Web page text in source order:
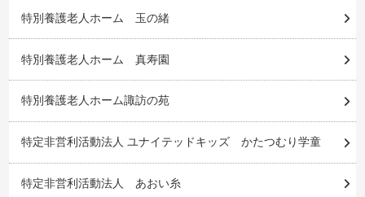
特別養護老人ホーム 玉の緒
特別養護老人ホーム 真寿園
特別養護老人ホーム諏訪の苑
特定非営利活動法人 ユナイテッドキッズ かたつむり学童
特定非営利活動法人 あおい糸